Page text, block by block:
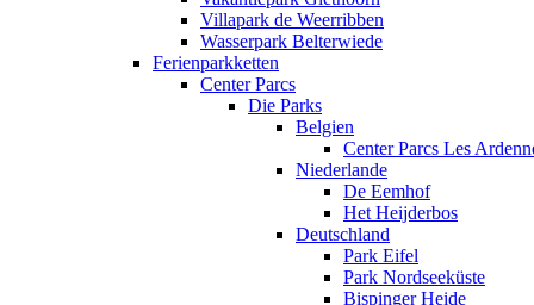
Villapark de Weerribben
Wasserpark Belterwiede
Ferienparkketten
Center Parcs
Die Parks
Belgien
Center Parcs Les
Niederlande
De Eemhof
Het Heijderbos
Deutschland
Park Eifel
Park Nordseeküste
Bispinger Heide